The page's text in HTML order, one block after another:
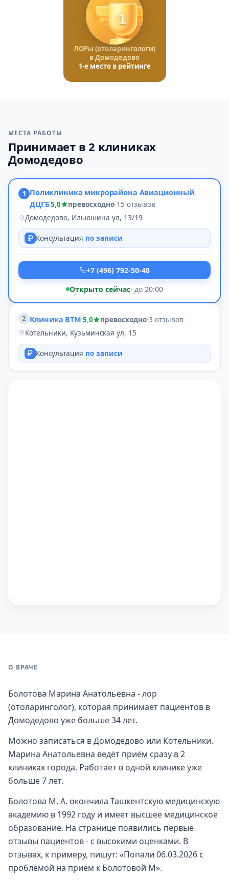
1
ЛОРы (отоларингологи)
в Домодедово
1-е место в рейтинге
МЕСТА РАБОТЫ
Принимает в 2 клиниках
Домодедово
1 Поликлиника микрорайона Авиационный
ДЦГБ5,0 превосходно·15 отзывов
Домодедово, Ильюшина ул, 13/19
Консультация по записи
+7 (496) 792-50-48
Открыто сейчас· до 20:00
2 Клиника ВТМ 5,0 превосходно·3 отзывов
Котельники, Кузьминская ул, 15
Консультация по записи
О ВРАЧЕ
Болотова Марина Анатольевна - лор
(отоларинголог), которая принимает пациентов в
Домодедово уже больше 34 лет.
Можно записаться в Домодедово или Котельники.
Марина Анатольевна ведёт приём сразу в 2
клиниках города. Работает в одной клинике уже
больше 7 лет.
Болотова М. А. окончила Ташкентскую медицинскую
академию в 1992 году и имеет высшее медицинское
образование. На странице появились первые
отзывы пациентов - с высокими оценками. В
отзывах, к примеру, пишут: «Попали 06.03.2026 с
проблемой на приём к Болотовой М».